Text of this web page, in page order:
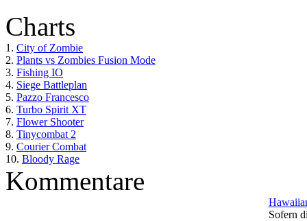
Charts
1. City of Zombie
2. Plants vs Zombies Fusion Mode
3. Fishing IO
4. Siege Battleplan
5. Pazzo Francesco
6. Turbo Spirit XT
7. Flower Shooter
8. Tinycombat 2
9. Courier Combat
10. Bloody Rage
Kommentare
Sofern